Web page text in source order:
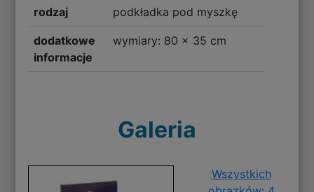
rodzaj podkładka pod myszkę
dodatkowe
informacje
wymiary: 80 x 35 cm
Galeria
Wszystkich